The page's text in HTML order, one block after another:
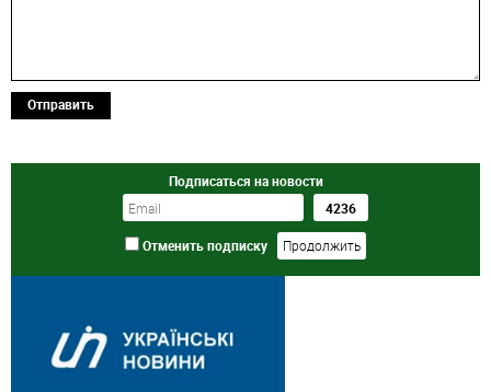
Отправить
Подписаться на новости
Отменить подписку